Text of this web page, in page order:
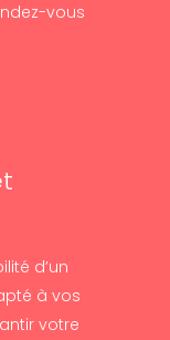
vous
d’un
à vos
votre